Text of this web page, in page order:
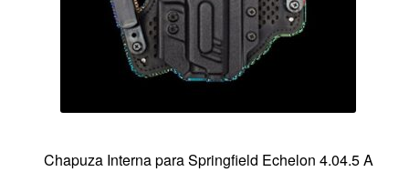
Chapuza Interna para Springfield Echelon 4.04.5 A